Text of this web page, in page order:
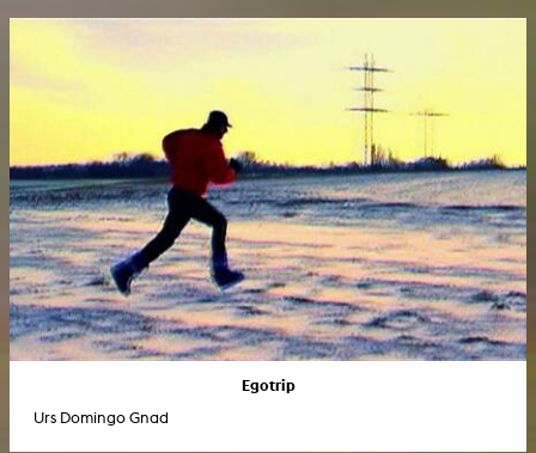
Egotrip
Urs Domingo Gnad